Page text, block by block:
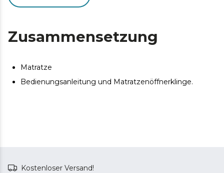
Sorgfältiges und elegantes Design mit hochwertiger
Es kann zu geringfügigen Abweichungen zwischen
dem abgebildeten und dem gelieferten Produkt
Diese Abweichungen sind normal und beeinträchtigen
weder die Qualität noch die Funktionalität des Artikels.
Zusammensetzung
Matratze
Bedienungsanleitung und Matratzenöffnerklinge.
Kostenloser Versand!